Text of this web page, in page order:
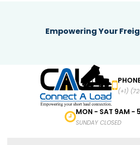
Empowering Your
(+1)
MON - SAT 9AM -
SUNDAY CLOSED